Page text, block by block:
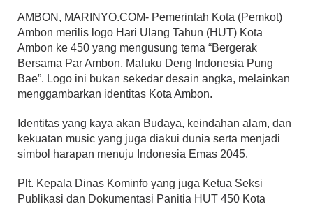
AMBON, MARINYO.COM- Pemerintah Kota (Pemkot)
Ambon merilis logo Hari Ulang Tahun (HUT) Kota
Ambon ke 450 yang mengusung tema “Bergerak
Bersama Par Ambon, Maluku Deng Indonesia Pung
Bae”. Logo ini bukan sekedar desain angka, melainkan
menggambarkan identitas Kota Ambon.
Identitas yang kaya akan Budaya, keindahan alam, dan
kekuatan music yang juga diakui dunia serta menjadi
simbol harapan menuju Indonesia Emas 2045.
Plt. Kepala Dinas Kominfo yang juga Ketua Seksi
Publikasi dan Dokumentasi Panitia HUT 450 Kota